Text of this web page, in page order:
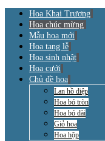
Hoa Khai Trương
Hoa chúc mừng
Mẫu hoa mới
Hoa tang lễ
Hoa sinh nhật
Hoa cưới
Chủ đề hoa
Lan hồ điệp
Hoa bó tròn
Hoa bó dài
Giỏ hoa
Hoa hộp